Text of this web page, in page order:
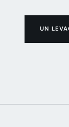
UN